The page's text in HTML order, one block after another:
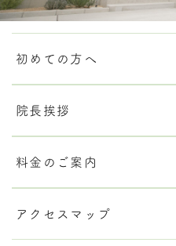
初めての方へ
院長挨拶
料金のご案内
アクセスマップ